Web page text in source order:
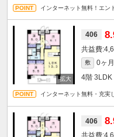
インターネット無料！エン
406
敷 0ヶ月
4階 3LDK
インターネット無料・充実
406